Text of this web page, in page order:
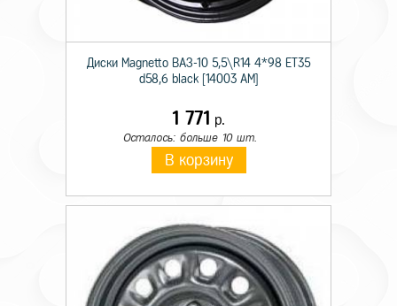
Диски Magnetto ВАЗ-10 5,5\R14 4*98 ET35
d58,6 black [14003 AM]
1 771 р.
Осталось: больше 10 шт.
В корзину